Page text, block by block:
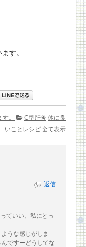
す。
。 C型肝炎 体に良
いことレシピ 全て表示
ていい、私にとっ
うな感じがしま
ですーどうしてな
返信